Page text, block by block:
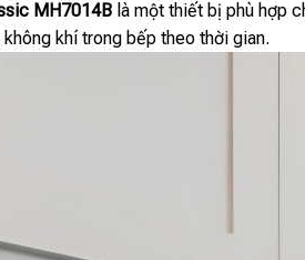
MH7014B là một thiết bị phù hợp
khí trong bếp theo thời gian.